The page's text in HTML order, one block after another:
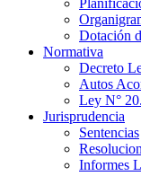
Dotación
Normativa
Decreto
Autos
Ley N°
Jurisprudencia
Sentencias
Informes